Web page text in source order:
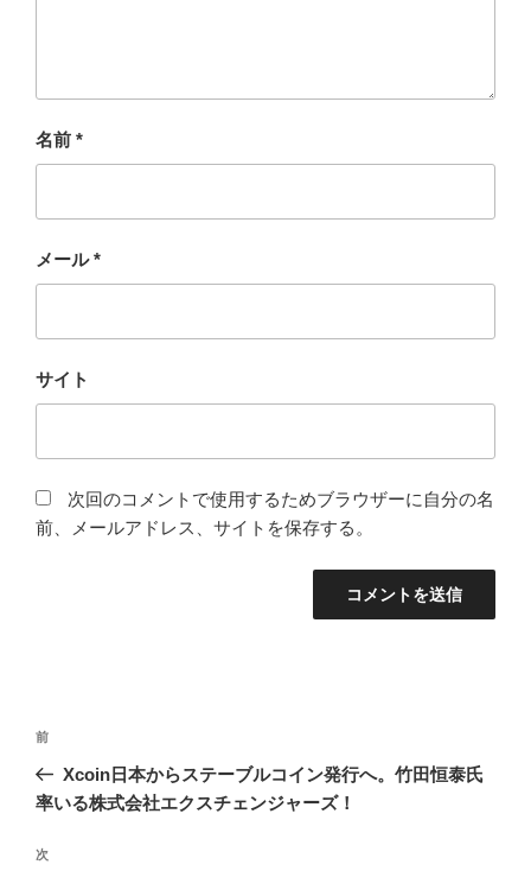
名前 *
メール*
サイト
次回のコメントで使用するためブラウザーに自分の名
前、メールアドレス、サイトを保存する。
投
ナ
ゲ
過
去
の
稿
前
Xcoin日本からステーブルコイン発行へ。竹田恒泰氏
率いる株式会社エクスチェンジャーズ！
次
次